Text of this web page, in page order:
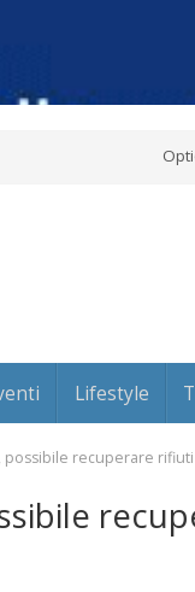
Lifestyle
possibile recuperare